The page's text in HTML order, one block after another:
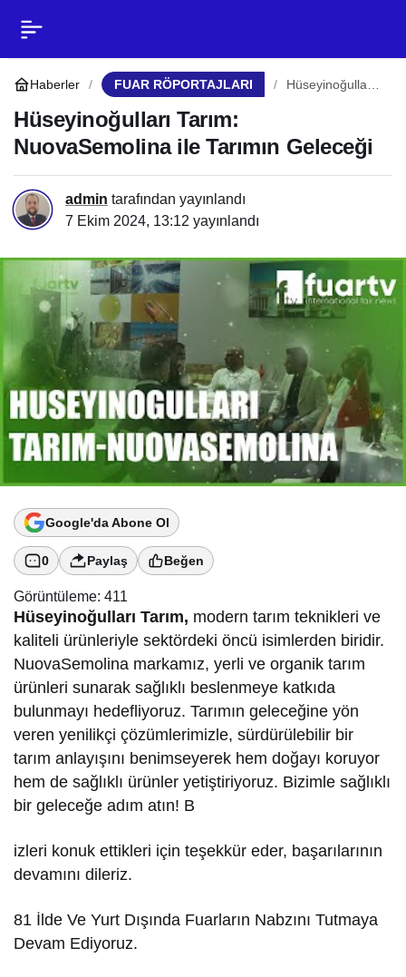
Haberler FUAR RÖPORTAJLARI
Hüseyinoğulları
Geleceği
Hüseyinoğulları Tarım:
NuovaSemolina ile Tarımın Geleceği
admin tarafından yayınlandı
7 Ekim 2024, 13:12 yayınlandı
Google'da Abone Ol
0 Paylaş Beğen
Görüntüleme: 411
Hüseyinoğulları Tarım, modern tarım teknikleri ve
kaliteli ürünleriyle sektördeki öncü isimlerden biridir.
NuovaSemolina markamız, yerli ve organik tarım
ürünleri sunarak sağlıklı beslenmeye katkıda
bulunmayı hedefliyoruz. Tarımın geleceğine yön
veren yenilikçi çözümlerimizle, sürdürülebilir bir
tarım anlayışını benimseyerek hem doğayı koruyor
hem de sağlıklı ürünler yetiştiriyoruz. Bizimle sağlıklı
bir geleceğe adım atın! B
izleri konuk ettikleri için teşekkür eder, başarılarının
devamını dileriz.
81 İlde Ve Yurt Dışında Fuarların Nabzını Tutmaya
Devam Ediyoruz.
Hüseyinoğulları Tarım:
NuovaSemolina ile
Tarımın Geleceği